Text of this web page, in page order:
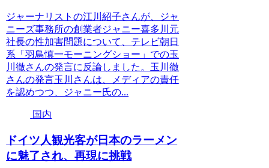
ジャーナリストの江川紹子さんが、ジャ
ニーズ事務所の創業者ジャニー喜多川元
社長の性加害問題について、テレビ朝日
系「羽鳥慎一モーニングショー」での玉
川徹さんの発言に反論しました。玉川徹
さんの発言玉川さんは、メディアの責任
を認めつつ、ジャニー氏の...
国内
ドイツ人観光客が日本のラーメン
に魅了され、再現に挑戦